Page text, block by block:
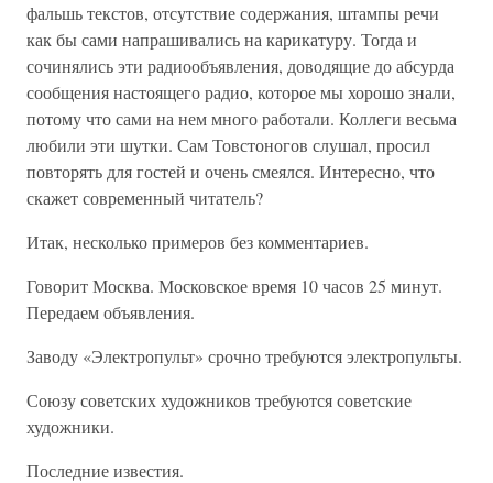
фальшь текстов, отсутствие содержания, штампы речи
как бы сами напрашивались на карикатуру. Тогда и
сочинялись эти радиообъявления, доводящие до абсурда
сообщения настоящего радио, которое мы хорошо знали,
потому что сами на нем много работали. Коллеги весьма
любили эти шутки. Сам Товстоногов слушал, просил
повторять для гостей и очень смеялся. Интересно, что
скажет современный читатель?
Итак, несколько примеров без комментариев.
Говорит Москва. Московское время 10 часов 25 минут.
Передаем объявления.
Заводу «Электропульт» срочно требуются электропульты.
Союзу советских художников требуются советские
художники.
Последние известия.